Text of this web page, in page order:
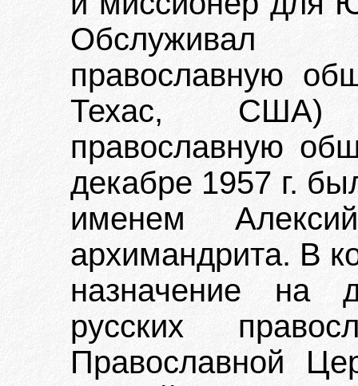
Обслуживал
православную
Техас, США)
православную
декабре 1957 г.
именем
архимандрита. В
назначение на
русских
Православной